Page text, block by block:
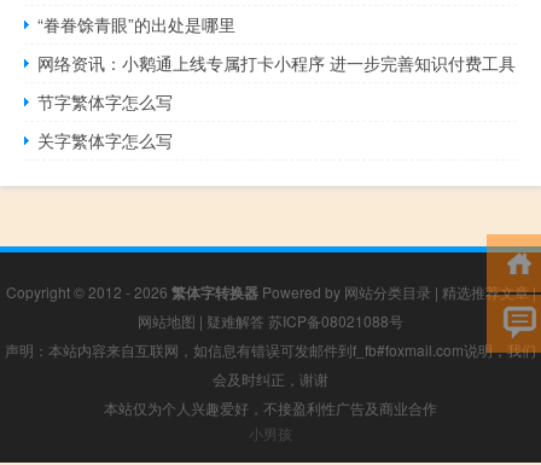
“眷眷馀青眼”的出处是哪里
网络资讯：小鹅通上线专属打卡小程序 进一步完善知识付费工具
节字繁体字怎么写
关字繁体字怎么写
Copyright © 2012 - 2026 繁体字转换器Powered by 网站分类目录 | 精选推荐文章|
网站地图 | 疑难解答 苏ICP备08021088号
声明：本站内容来自互联网，如信息有错误可发邮件到f_fb#foxmail.com说明，我们
会及时纠正，谢谢
本站仅为个人兴趣爱好，不接盈利性广告及商业合作
小男孩